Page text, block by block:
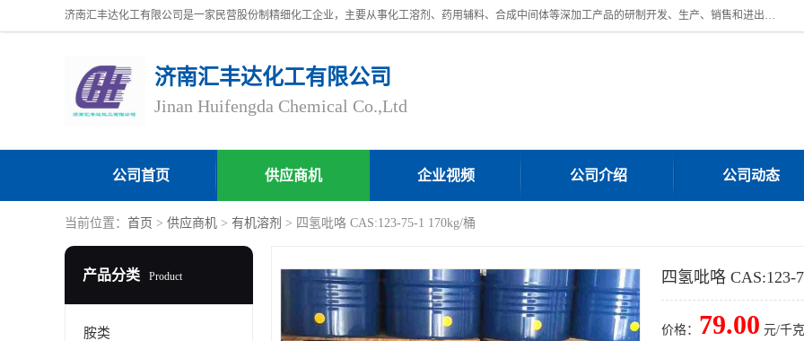
济南汇丰达化工有限公司是一家民营股份制精细化工企业，主要从事化工溶剂、药用辅料、合成中间体等深加工产品的研制开发、生产、销售和进出口贸易。主营产品：环氧丙烷，十二烷基苯，甲基磺酸，磺酸，DMF，DMAC，甘油，苯甲醇，乙酰氯，甲基丙烯酸，甲基丙烯酸甲酯，叔丁醇，异辛酸，二乙烯三胺，一乙，二乙‎，三乙醇胺，原乙酸三甲酯等化工产品及中间体。欢迎各界朋友洽谈咨询业务。
济南汇丰达化工有限公司
Jinan Huifengda Chemical Co.,Ltd
公司首页 供应商机 企业视频 公司介绍 公司动态
当前位置： 首页 > 供应商机 > 有机溶剂 > 四氢吡咯 CAS:123-75-1 170kg/桶
产品分类 Product
胺类
四氢吡咯 CAS:123-
价格： 79.00 元/千